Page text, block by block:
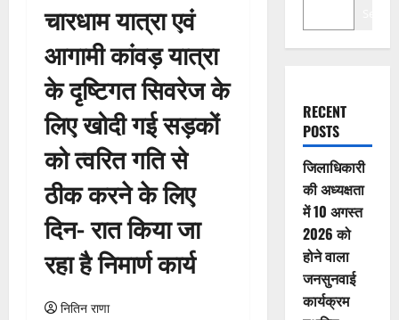
चारधाम यात्रा एवं
आगामी कांवड़ यात्रा
के दृष्टिगत सिवरेज के
लिए खोदी गई सड़कों
को त्वरित गति से
ठीक करने के लिए
दिन- रात किया जा
रहा है निमार्ण कार्य
नितिन राणा
RECENT
POSTS
जिलाधिकारी
की अध्यक्षता
में 10 अगस्त
2026 को
होने वाला
जनसुनवाई
कार्यक्रम